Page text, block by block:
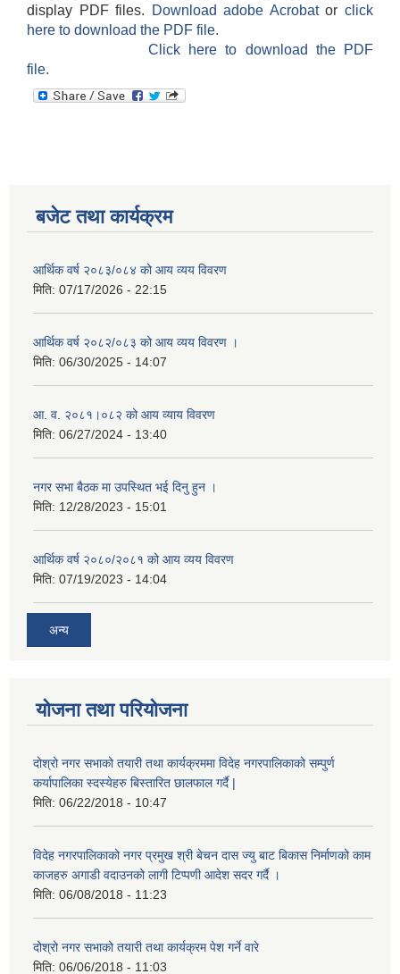
display PDF files.
Download adobe Acrobatorclick
here to download the PDF file.
Click here to download the PDF
file.
बजेट तथा कार्यक्रम
आर्थिक वर्ष २०८३/०८४ को आय व्यय विवरण
मिति: 07/17/2026 - 22:15
आर्थिक वर्ष २०८२/०८३ को आय व्यय विवरण ।
मिति: 06/30/2025 - 14:07
आ. व. २०८१।०८२ को आय व्याय विवरण
मिति: 06/27/2024 - 13:40
नगर सभा बैठक मा उपस्थित भई दिनु हुन ।
मिति: 12/28/2023 - 15:01
आर्थिक वर्ष २०८०/२०८१ को आय व्यय विवरण
मिति: 07/19/2023 - 14:04
अन्य
योजना तथा परियोजना
दोश्रो नगर सभाको तयारी तथा कार्यक्रममा विदेह नगरपालिकाको सम्पुर्ण
कर्यापालिका स्दस्येहरु बिस्तारित छालफाल गर्दै |
मिति: 06/22/2018 - 10:47
विदेह नगरपालिकाको नगर प्रमुख श्री बेचन दास ज्यु बाट बिकास निर्माणको काम
काजहरु अगाडी वदाउनको लागी टिप्पणी आदेश सदर गर्दै ।
मिति: 06/08/2018 - 11:23
दोश्रो नगर सभाको तयारी तथा कार्यक्रम पेश गर्ने वारे
मिति: 06/06/2018 - 11:03